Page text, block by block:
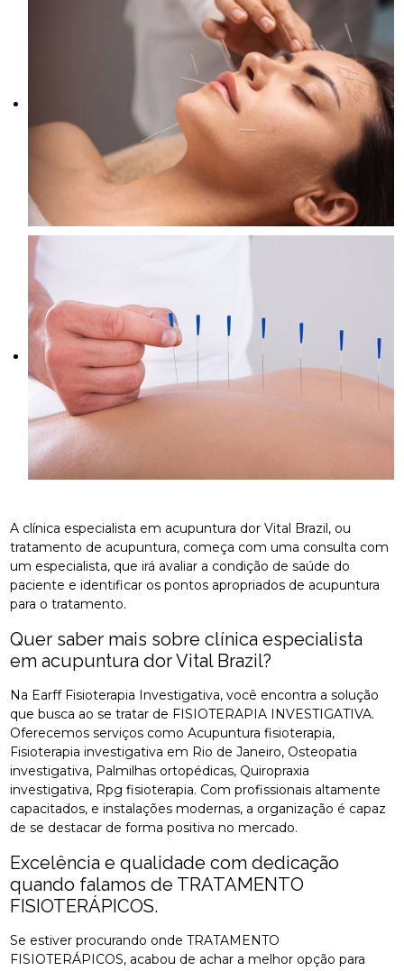
A clínica especialista em acupuntura dor Vital Brazil, ou
tratamento de acupuntura, começa com uma consulta com
um especialista, que irá avaliar a condição de saúde do
paciente e identificar os pontos apropriados de acupuntura
para o tratamento.
Quer saber mais sobre clínica especialista
em acupuntura dor Vital Brazil?
Na Earff Fisioterapia Investigativa, você encontra a solução
que busca ao se tratar de FISIOTERAPIA INVESTIGATIVA.
Oferecemos serviços como Acupuntura fisioterapia,
Fisioterapia investigativa em Rio de Janeiro, Osteopatia
investigativa, Palmilhas ortopédicas, Quiropraxia
investigativa, Rpg fisioterapia. Com profissionais altamente
capacitados, e instalações modernas, a organização é capaz
de se destacar de forma positiva no mercado.
Excelência e qualidade com dedicação
quando falamos de TRATAMENTO
FISIOTERÁPICOS.
Se estiver procurando onde TRATAMENTO
FISIOTERÁPICOS, acabou de achar a melhor opção para